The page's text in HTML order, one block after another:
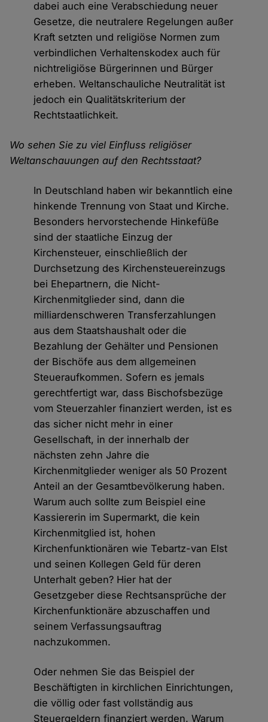
dabei auch eine Verabschiedung neuer
Gesetze, die neutralere Regelungen außer
Kraft setzten und religiöse Normen zum
verbindlichen Verhaltenskodex auch für
nichtreligiöse Bürgerinnen und Bürger
erheben. Weltanschauliche Neutralität ist
jedoch ein Qualitätskriterium der
Rechtstaatlichkeit.
Wo sehen Sie zu viel Einfluss religiöser
Weltanschauungen auf den Rechtsstaat?
In Deutschland haben wir bekanntlich eine
hinkende Trennung von Staat und Kirche.
Besonders hervorstechende Hinkefüße
sind der staatliche Einzug der
Kirchensteuer, einschließlich der
Durchsetzung des Kirchensteuereinzugs
bei Ehepartnern, die Nicht-
Kirchenmitglieder sind, dann die
milliardenschweren Transferzahlungen
aus dem Staatshaushalt oder die
Bezahlung der Gehälter und Pensionen
der Bischöfe aus dem allgemeinen
Steueraufkommen. Sofern es jemals
gerechtfertigt war, dass Bischofsbezüge
vom Steuerzahler finanziert werden, ist es
das sicher nicht mehr in einer
Gesellschaft, in der innerhalb der
nächsten zehn Jahre die
Kirchenmitglieder weniger als 50 Prozent
Anteil an der Gesamtbevölkerung haben.
Warum auch sollte zum Beispiel eine
Kassiererin im Supermarkt, die kein
Kirchenmitglied ist, hohen
Kirchenfunktionären wie Tebartz-van Elst
und seinen Kollegen Geld für deren
Unterhalt geben? Hier hat der
Gesetzgeber diese Rechtsansprüche der
Kirchenfunktionäre abzuschaffen und
seinem Verfassungsauftrag
nachzukommen.
Oder nehmen Sie das Beispiel der
Beschäftigten in kirchlichen Einrichtungen,
die völlig oder fast vollständig aus
Steuergeldern finanziert werden. Warum